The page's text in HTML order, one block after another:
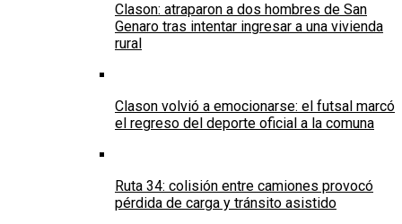
Clason: atraparon a dos hombres de San
Genaro tras intentar ingresar a una vivienda
rural
Clason volvió a emocionarse: el futsal marcó
el regreso del deporte oficial a la comuna
Ruta 34: colisión entre camiones provocó
pérdida de carga y tránsito asistido